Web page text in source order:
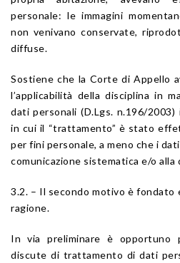
personale: le immagini
non venivano conservate,
diffuse.
Sostiene che la Corte di Appello
l’applicabilità della disciplina in
dati personali (D.Lgs. n.196/
in cui il “trattamento” è stato
per fini personale, a meno che i
comunicazione sistematica e/o alla
3.2. – Il secondo motivo è fondato
ragione.
In via preliminare è opportuno
discute di trattamento di dati